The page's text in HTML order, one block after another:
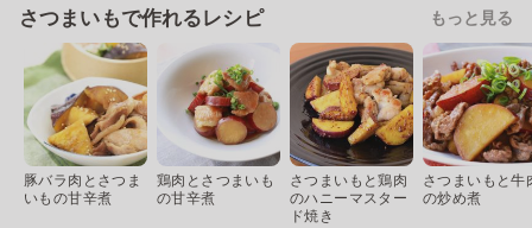
さつまいもで作れるレシピ もっと見る
豚バラ肉とさつま
いもの甘辛煮
鶏肉とさつまいも
の甘辛煮
さつまいもと鶏肉
のハニーマスター
ド焼き
さつまいもと牛
の炒め煮